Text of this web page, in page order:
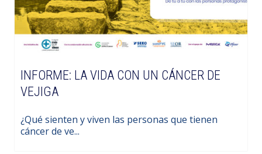
INFORME: LA VIDA CON UN CÁNCER DE
VEJIGA
¿Qué sienten y viven las personas que tienen
cáncer de ve...